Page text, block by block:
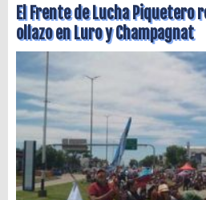
El Frente de Lucha Piquetero
ollazo en Luro y Champagnat